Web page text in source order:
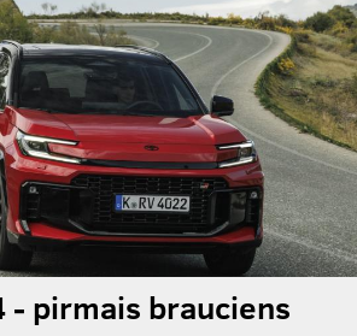
- pirmais brauciens